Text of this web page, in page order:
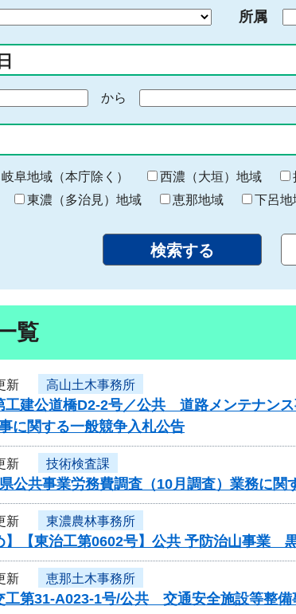
入
力
所属
から
終
わ
り
岐阜地域（本庁除く） 西濃（大垣）地域
東濃（多治見）地域 恵那地域 下呂地
覧
新 高山土木事務所
工建公道橋D2-2号／公共 道路メンテナン
に関する一般競争入札公告
新 技術検査課
公共事業労務費調査（10月調査）業務に関
新 東濃農林事務所
】【東治工第0602号】公共 予防治山事業
新 恵那土木事務所
工第31-A023-1号/公共 交通安全施設等整